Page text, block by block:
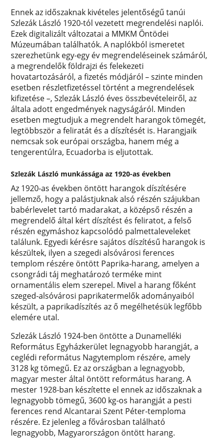
Ennek az időszaknak kivételes jelentőségű tanúi
Szlezák László 1920-tól vezetett megrendelési naplói.
Ezek digitalizált változatai a MMKM Öntödei
Múzeumában találhatók. A naplókból ismeretet
szerezhetünk egy-egy év megrendeléseinek számáról,
a megrendelők földrajzi és felekezeti
hovatartozásáról, a fizetés módjáról – szinte minden
esetben részletfizetéssel történt a megrendelések
kifizetése –, Szlezák László éves összbevételeiről, az
általa adott engedmények nagyságáról. Minden
esetben megtudjuk a megrendelt harangok tömegét,
legtöbbször a feliratát és a díszítését is. Harangjaik
nemcsak sok európai országba, hanem még a
tengerentúlra, Ecuadorba is eljutottak.
Szlezák László munkássága az 1920-as években
Az 1920-as években öntött harangok díszítésére
jellemző, hogy a palástjuknak alsó részén szájukban
babérlevelet tartó madarakat, a középső részén a
megrendelő által kért díszítést és feliratot, a felső
részén egymáshoz kapcsolódó palmettaleveleket
találunk. Egyedi kérésre sajátos díszítésű harangok is
készültek, ilyen a szegedi alsóvárosi ferences
templom részére öntött Paprika-harang, amelyen a
csongrádi táj meghatározó terméke mint
ornamentális elem szerepel. Mivel a harang főként
szeged-alsóvárosi paprikatermelők adományaiból
készült, a paprikadíszítés az ő megélhetésük legfőbb
elemére utal.
Szlezák László 1924-ben öntötte a Dunamelléki
Református Egyházkerület legnagyobb harangját, a
ceglédi református Nagytemplom részére, amely
3128 kg tömegű. Ez az országban a legnagyobb,
magyar mester által öntött református harang. A
mester 1928-ban készítette el ennek az időszaknak a
legnagyobb tömegű, 3600 kg-os harangját a pesti
ferences rend Alcantarai Szent Péter-temploma
részére. Ez jelenleg a fővárosban található
legnagyobb, Magyarországon öntött harang.